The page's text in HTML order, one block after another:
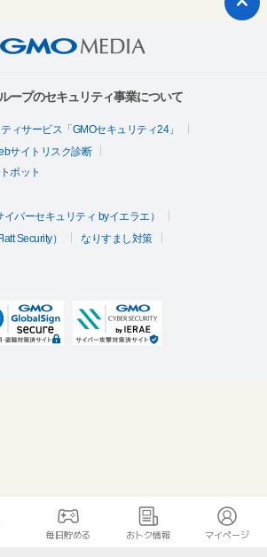
ープのセキュリティ事業について
ィサービス「GMOセキュリティ24」
サイトリスク診断
ボット
バーセキュリティ byイエラエ）
Security）
なりすまし対策
毎日貯める おトク情報 マイページ